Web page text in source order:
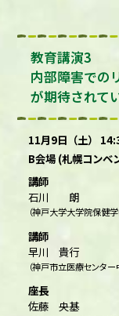
教育講演3
内部障害での
が期待されて
11月9日（土）
B会場 (札幌コンベ
講師
石川 朗
（神戸大学大学院保健
講師
早川 貴行
（神戸市立医療センタ
座長
佐藤 央基